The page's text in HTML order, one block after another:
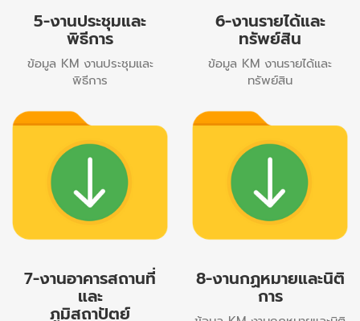
5-งานประชุมและ
พิธีการ
ข้อมูล KM งานประชุมและ
พิธีการ
6-งานรายได้และ
ทรัพย์สิน
ข้อมูล KM งานรายได้และ
ทรัพย์สิน
7-งานอาคารสถานที่
และ
ภูมิสถาปัตย์
8-งานกฏหมายและนิติ
การ